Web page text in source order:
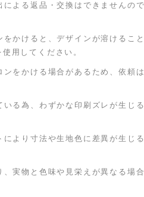
による返品・交換はできませんの
をかけると、デザインが溶けるこ
用してください。
ンをかける場合があるため、依頼
いる為、わずかな印刷ズレが生じ
により寸法や生地色に差異が生じ
、実物と色味や見栄えが異なる場